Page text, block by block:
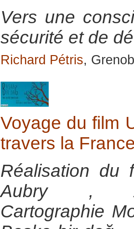
Vers une
sécurité et de
Richard Pétris,
Voyage du film
travers la
Réalisation du
Aubry ,
Cartographie